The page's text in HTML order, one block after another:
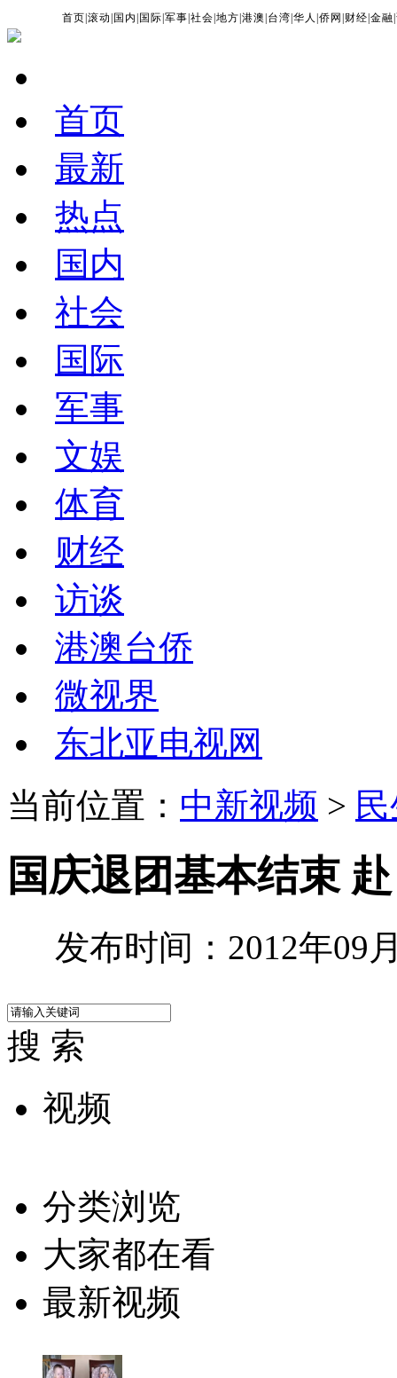
首页 |滚动 国内 国际 |军事 |社会 |地方 |港澳 台湾 |华人 |侨网 财经 |金融 |
首页
最新
热点
国内
社会
国际
军事
文娱
体育
财经
访谈
港澳台侨
微视界
东北亚电视网
当前位置： 中新视频 >
国庆退团基本结束
发布时间：2012年09
搜 索
视频
分类浏览
大家都在看
最新视频